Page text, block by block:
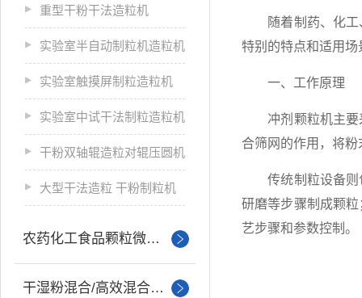
重型干粉干法造粒机
实验室半自动制粒机造粒机
实验室触摸屏制粒造粒机
实验室中试干法制粒造粒机
干粉双轴辊造粒对辊压圆机
大型干法造粒 干粉制粒机
农药化工食品颗粒微丸制粒
干湿粉混合/高效混合设备
随着制药、化工
特别的特点和适用
一、工作原理
冲剂颗粒机主要采
合筛网的作用，将
传统制粒设备则包
研磨等步骤制成颗
艺步骤和参数控制。